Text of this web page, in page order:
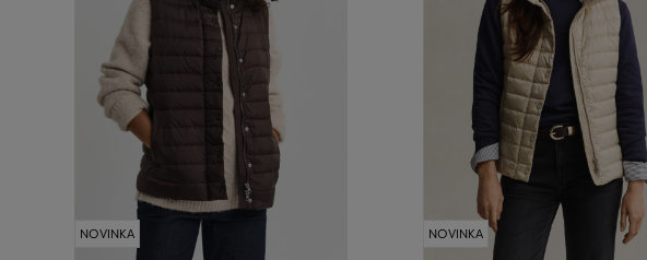
NOVINKA NOVINKA